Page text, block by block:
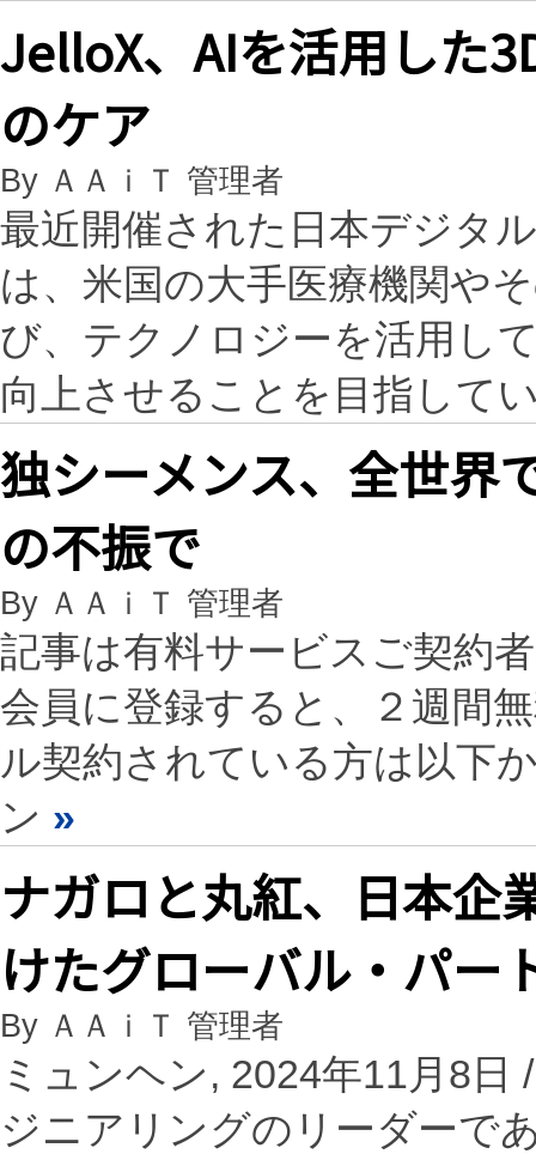
JelloX、AIを活用した
のケア
By ＡＡｉＴ 管理者
最近開催された日本デジタ
は、米国の大手医療機関や
び、テクノロジーを活用し
向上させることを目指して
独シーメンス、全世
の不振で
By ＡＡｉＴ 管理者
記事は有料サービスご契約
会員に登録すると、２週間
ル契約されている方は以下
ン »
ナガロと丸紅、日本企
けたグローバル・パー
By ＡＡｉＴ 管理者
ミュンヘン, 2024年11月8
ジニアリングのリーダーで